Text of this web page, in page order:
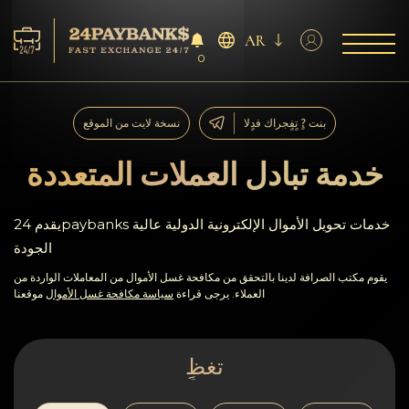
الخدمات
افاحتٍاظٍات
ففشر?اء
آراء
اف?نالٍل
0
AR
خدمة تبادل العملات المتعددة
نسخة لايت من الموقع بنت ?ٍ تٍفٍجراك فدٍلا
يقدم 24paybanks خدمات تحويل الأموال الإلكترونية الدولية عالية
الجودة
يقوم مكتب الصرافة لدينا بالتحقق من مكافحة غسل الأموال من المعاملات الواردة من
العملاء. يرجى قراءة سياسة مكافحة غسل الأموال موقعنا
تغظٍ